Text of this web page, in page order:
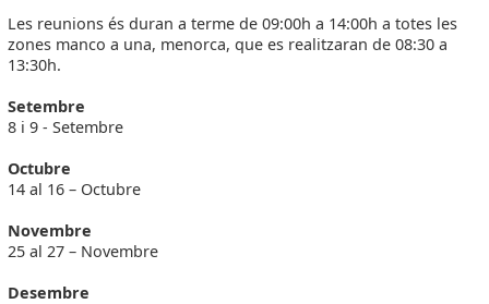
Les reunions és duran a terme de 09:00h a 14:00h a totes les
zones manco a una, menorca, que es realitzaran de 08:30 a
13:30h.
Setembre
8 i 9 - Setembre
Octubre
14 al 16 – Octubre
Novembre
25 al 27 – Novembre
Desembre